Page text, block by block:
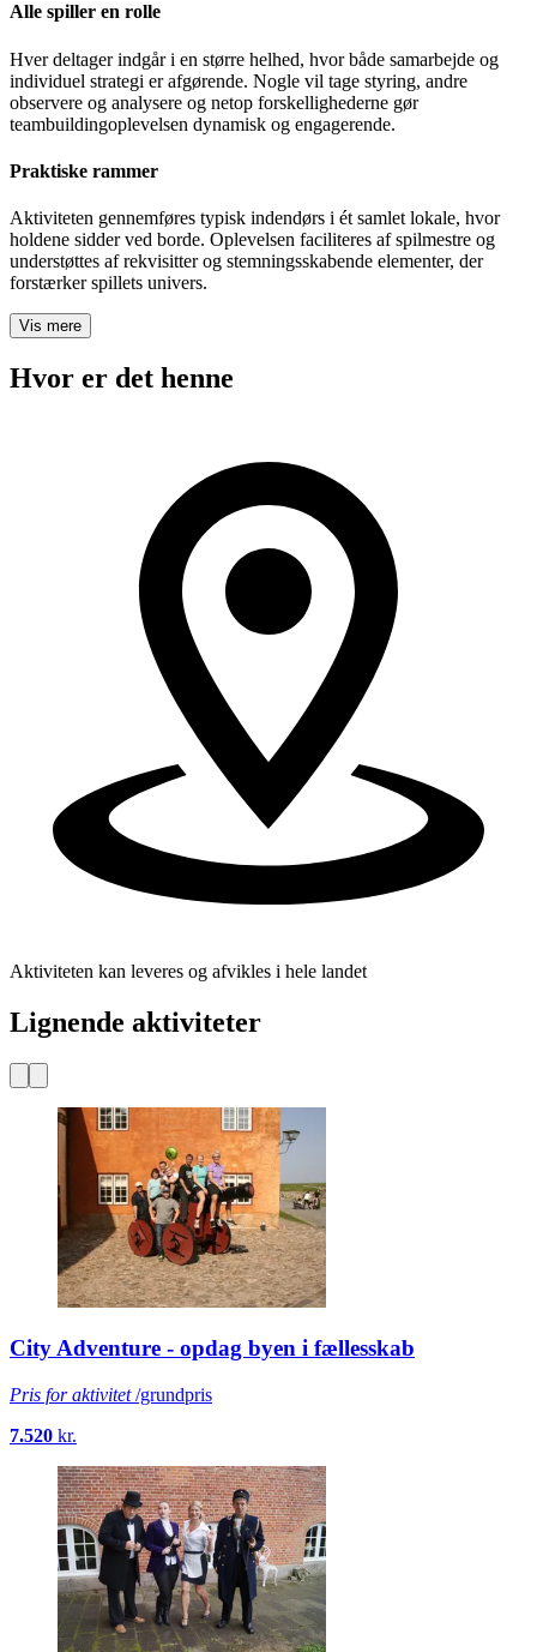
Alle spiller en rolle
Hver deltager indgår i en større helhed, hvor både samarbejde og
individuel strategi er afgørende. Nogle vil tage styring, andre
observere og analysere og netop forskellighederne gør
teambuildingoplevelsen dynamisk og engagerende.
Praktiske rammer
Aktiviteten gennemføres typisk indendørs i ét samlet lokale, hvor
holdene sidder ved borde. Oplevelsen faciliteres af spilmestre og
understøttes af rekvisitter og stemningsskabende elementer, der
forstærker spillets univers.
Vis mere
Hvor er det henne
Aktiviteten kan leveres og afvikles i hele landet
Lignende aktiviteter
City Adventure - opdag byen i fællesskab
Pris for aktivitet/grundpris
7.520 kr.